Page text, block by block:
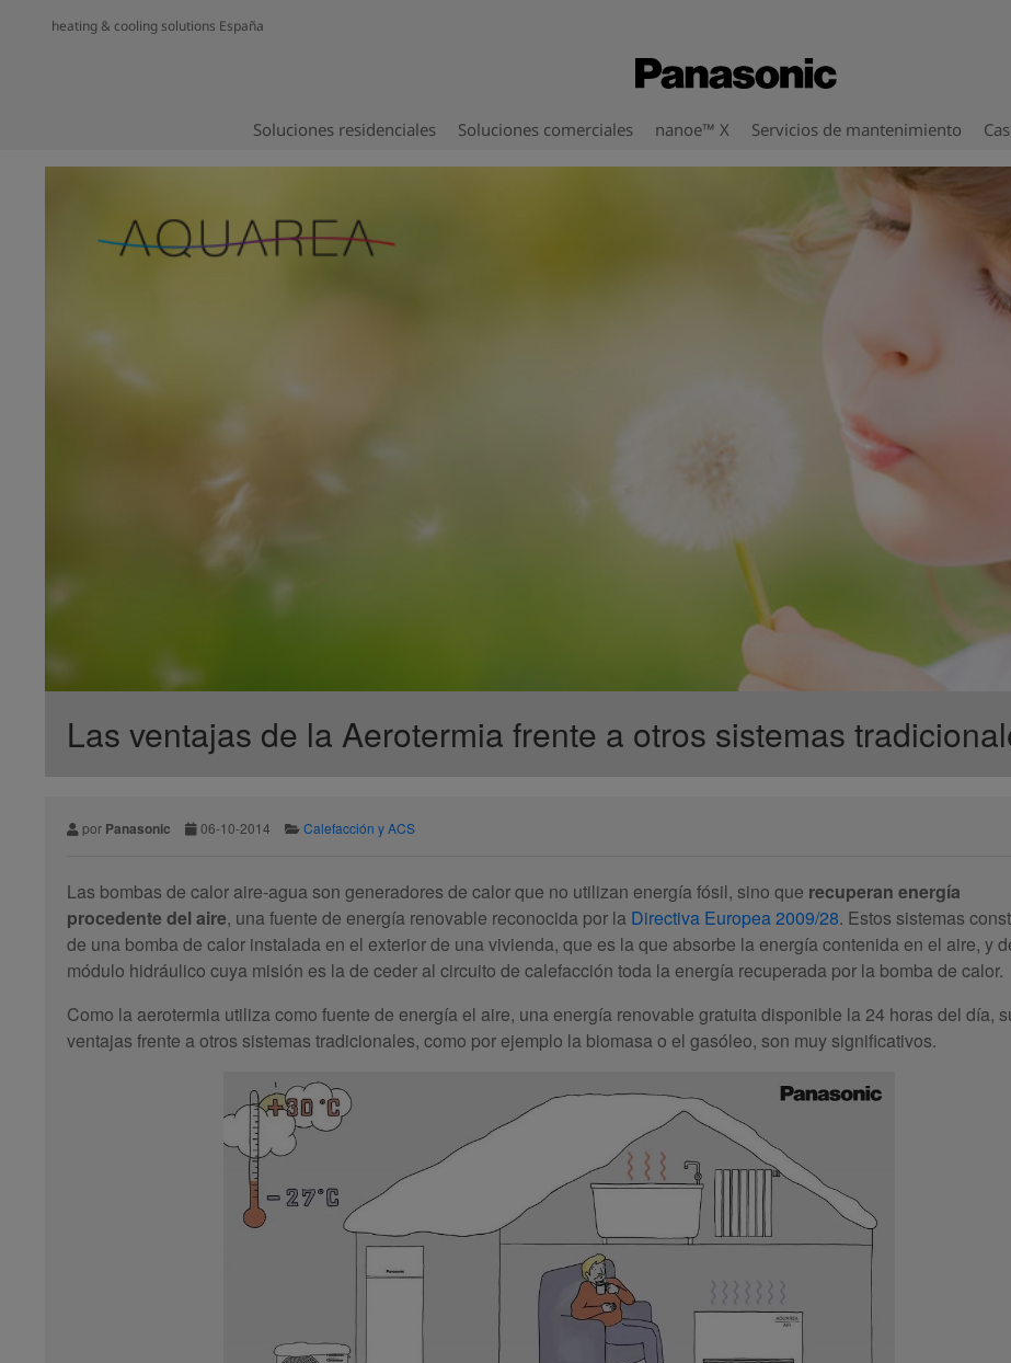
heating & cooling solutions España
Soluciones residenciales Soluciones comerciales nanoe™ X Servicios de mantenimiento
Las ventajas de la Aerotermia frente a otros sistemas
por Panasonic 06-10-2014 Calefacción y ACS
Las bombas de calor aire-agua son generadores de calor que no utilizan energía fósil, sino que recuperan energía
procedente del aire, una fuente de energía renovable reconocida por la Directiva Europea 2009/28. Estos sistemas
de una bomba de calor instalada en el exterior de una vivienda, que es la que absorbe la energía contenida en el aire, y
módulo hidráulico cuya misión es la de ceder al circuito de calefacción toda la energía recuperada por la bomba de calor.
Como la aerotermia utiliza como fuente de energía el aire, una energía renovable gratuita disponible la 24 horas del día,
ventajas frente a otros sistemas tradicionales, como por ejemplo la biomasa o el gasóleo, son muy significativos.